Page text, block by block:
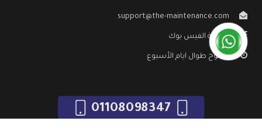
support@the-maintenance.com
صفحة الفيس بوك
مفتوح طوال ايام الأسبوع
01108098347